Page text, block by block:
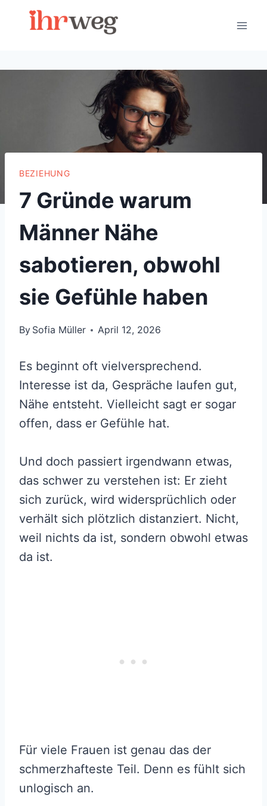
BEZIEHUNG
7 Gründe warum
Männer Nähe
sabotieren, obwohl
sie Gefühle haben
By Sofia Müller April 12, 2026
Es beginnt oft vielversprechend.
Interesse ist da, Gespräche laufen gut,
Nähe entsteht. Vielleicht sagt er sogar
offen, dass er Gefühle hat.
Und doch passiert irgendwann etwas,
das schwer zu verstehen ist: Er zieht
sich zurück, wird widersprüchlich oder
verhält sich plötzlich distanziert. Nicht,
weil nichts da ist, sondern obwohl etwas
da ist.
Für viele Frauen ist genau das der
schmerzhafteste Teil. Denn es fühlt sich
unlogisch an.